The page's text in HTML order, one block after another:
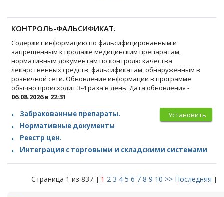
КОНТРОЛЬ-ФАЛЬСИФИКАТ.
Содержит информацию по фальсифицированным и
запрещенным к продаже медицинским препаратам,
нормативным документам по контролю качества
лекарственных средств, фальсификатам, обнаруженным в
розничной сети. Обновление информации в программе
обычно происходит 3-4 раза в день. Дата обновления -
06.08.2026 в 22:31
Установить
Забракованные препараты.
Нормативные документы
Реестр цен.
Интеграция с торговыми и складскими системами
Страница 1 из 837. [ 1 2 3 4 5 6 7 8 9 10 >> Последняя ]